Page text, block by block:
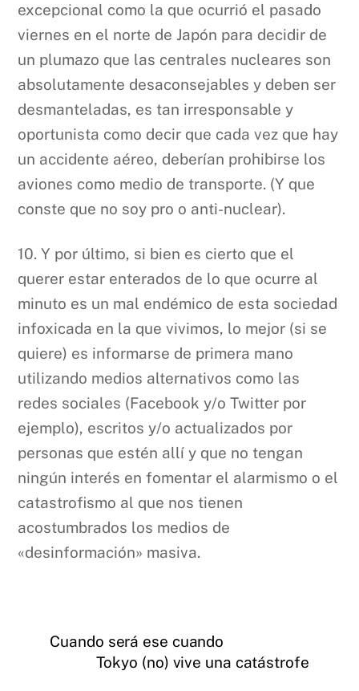
excepcional como la que ocurrió el pasado
viernes en el norte de Japón para decidir de
un plumazo que las centrales nucleares son
absolutamente desaconsejables y deben ser
desmanteladas, es tan irresponsable y
oportunista como decir que cada vez que hay
un accidente aéreo, deberían prohibirse los
aviones como medio de transporte. (Y que
conste que no soy pro o anti-nuclear).
10. Y por último, si bien es cierto que el
querer estar enterados de lo que ocurre al
minuto es un mal endémico de esta sociedad
infoxicada en la que vivimos, lo mejor (si se
quiere) es informarse de primera mano
utilizando medios alternativos como las
redes sociales (Facebook y/o Twitter por
ejemplo), escritos y/o actualizados por
personas que estén allí y que no tengan
ningún interés en fomentar el alarmismo o el
catastrofismo al que nos tienen
acostumbrados los medios de
«desinformación» masiva.
Cuando será ese cuando
Tokyo (no) vive una catástrofe